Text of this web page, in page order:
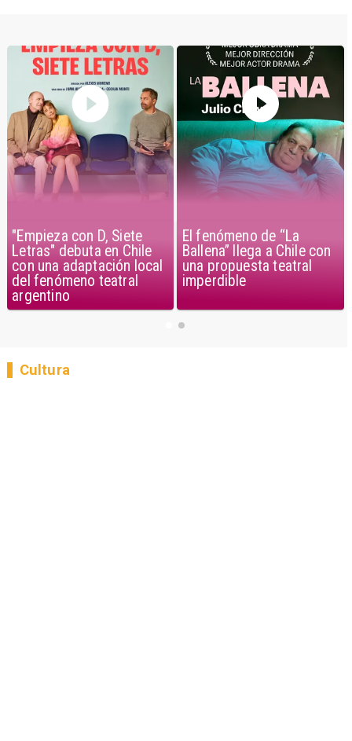
"Empieza con D, Siete
Letras" debuta en Chile
con una adaptación local
del fenómeno teatral
argentino
El fenómeno de “La
Ballena” llega a Chile con
una propuesta teatral
imperdible
Cultura